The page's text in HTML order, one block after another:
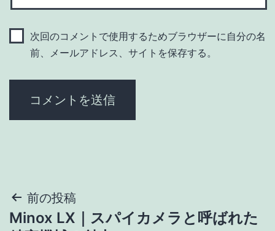
次回のコメントで使用するためブラウザーに自分の名
前、メールアドレス、サイトを保存する。
投前の投稿
Minox LX｜スパイカメラと呼ばれた